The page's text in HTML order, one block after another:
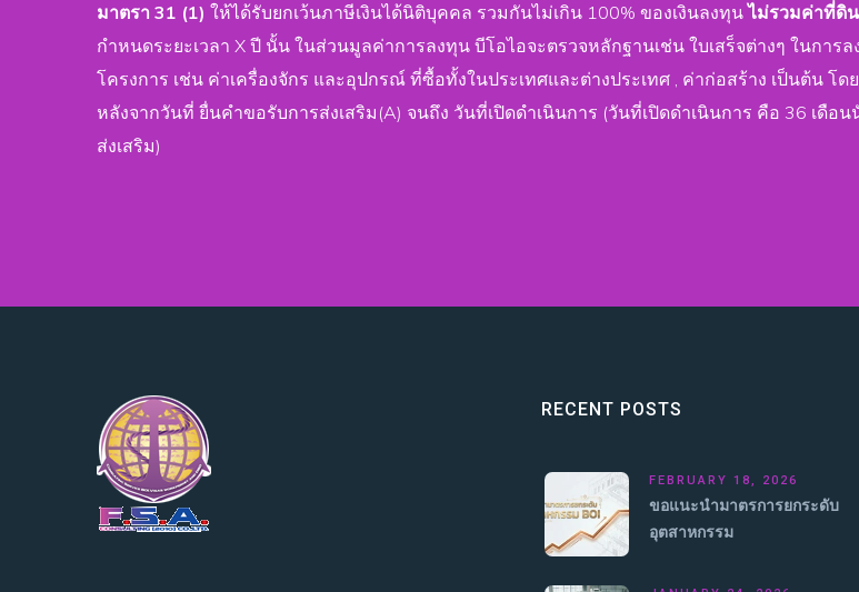
มาตรา 31 (1) ให้ได้รับยกเว้นภาษีเงินได้นิติบุคคล รวมกันไม่เกิน 100% ของเงินลงทุนไม่รวมค่าที่ดิ
กำหนดระยะเวลา X ปี นั้น ในส่วนมูลค่าการลงทุน บีโอไอจะตรวจหลักฐานเช่น ใบเสร็จต่างๆ ในการ
โครงการ เช่น ค่าเครื่องจักร และอุปกรณ์ ที่ซื้อทั้งในประเทศและต่างประเทศ , ค่าก่อสร้าง เป็นต้น โ
หลังจากวันที่ ยื่นคำขอรับการส่งเสริม(A) จนถึง วันที่เปิดดำเนินการ (วันที่เปิดดำเนินการ คือ 36 เดือ
ส่งเสริม)
RECENT POSTS
FEBRUARY 18, 2026
ขอแนะนำมาตรการยกระดับ
อุตสาหกรรม